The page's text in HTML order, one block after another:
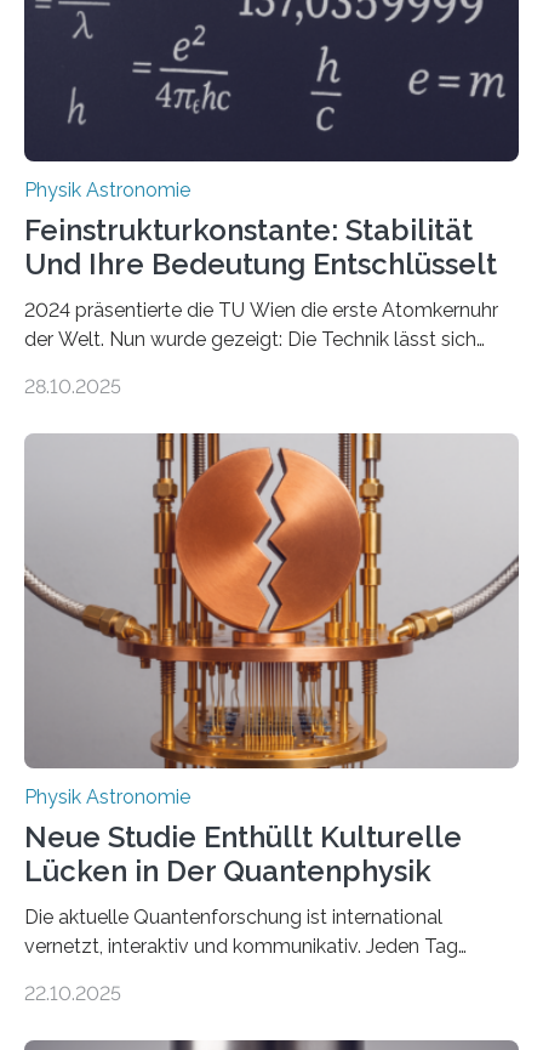
Physik Astronomie
Feinstrukturkonstante: Stabilität
Und Ihre Bedeutung Entschlüsselt
2024 präsentierte die TU Wien die erste Atomkernuhr
der Welt. Nun wurde gezeigt: Die Technik lässt sich
fundamentalen Physik nachzugehen. Thorium-
Messungen verwenden. Das hatte man jahrzehntelang
vermutet, weltweit war nach den passenden
Atomkern-Zuständen gesucht worden, 2024 gelang
einem Team der TU Wien mit Unterstützung
internationaler Partner der entscheidende Durchbruch:
Der lange diskutierte Thorium-Kernübergang wurde
gefunden. Kurz darauf konnte man zeigen, dass sich
Thorium tatsächlich nutzen lässt, um hochpräzise…
28.10.2025
Physik Astronomie
Neue Studie Enthüllt Kulturelle
Lücken in Der Quantenphysik
Die aktuelle Quantenforschung ist international
vernetzt, interaktiv und kommunikativ. Jeden Tag
oft von Autor*innen, die eng zusammenarbeiten. Neue
22.10.2025